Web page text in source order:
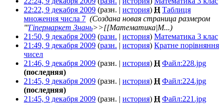
22:22, 9 декабря 2009 (разн. | история) Н Таблиця
множення числа 7 (Создана новая страница размером
'''Гіпермаркет Знань>>[[Математика|М...)
21:50, 9 декабря 2009 (разн. | история) Математика 3 клас
21:49, 9 декабря 2009 (разн. | история) Кратне порівняння
чисел
21:46, 9 декабря 2009 (разн. | история) Н Файл:228.jpg
(последняя)
21:45, 9 декабря 2009 (разн. | история) Н Файл:224.jpg
(последняя)
21:45, 9 декабря 2009 (разн. | история) Н Файл:221.jpg